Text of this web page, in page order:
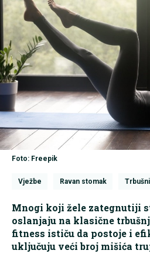
Foto: Freepik
Vježbe Ravan stomak
Mnogi koji žele zategnutiji
oslanjaju na klasične
fitness ističu da postoje i
uključuju veći broj mišića